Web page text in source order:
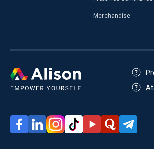
Merchandise